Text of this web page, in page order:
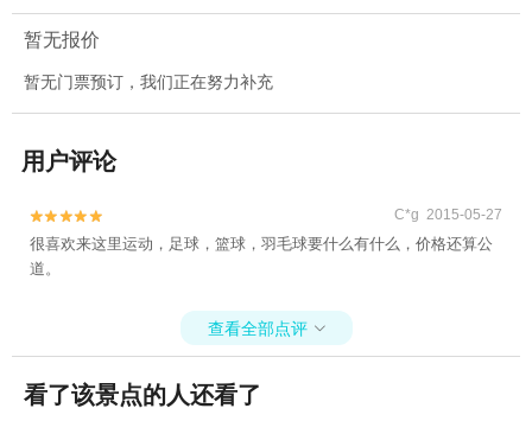
暂无报价
暂无门票预订，我们正在努力补充
用户评论

 C*g 2015-05-27
很喜欢来这里运动，足球，篮球，羽毛球要什么有什么，价格还算公
道。
查看全部点评 
看了该景点的人还看了